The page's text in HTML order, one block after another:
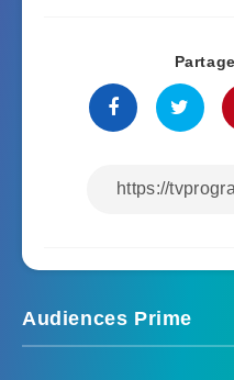
Audiences Prime